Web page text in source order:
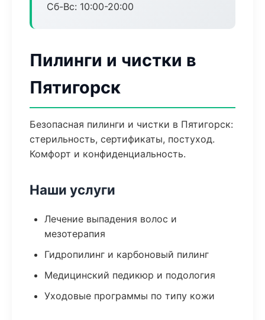
Сб-Вс: 10:00-20:00
Пилинги и чистки в
Пятигорск
Безопасная пилинги и чистки в Пятигорск:
стерильность, сертификаты, постуход.
Комфорт и конфиденциальность.
Наши услуги
Лечение выпадения волос и
мезотерапия
Гидропилинг и карбоновый пилинг
Медицинский педикюр и подология
Уходовые программы по типу кожи